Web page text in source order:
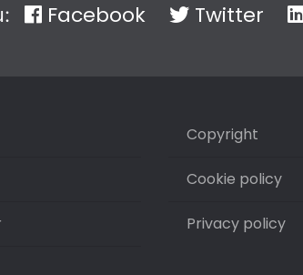
Facebook Twitter
Copyright
Cookie policy
Privacy policy